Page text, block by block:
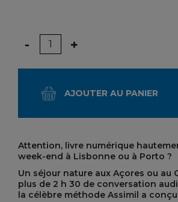
Quantité
- +
AJOUTER AU PANIER
Attention, livre numérique
week-end à Lisbonne ou à Porto ?
Un séjour nature aux Açores ou au
plus de 2 h 30 de conversation
la célèbre méthode Assimil a